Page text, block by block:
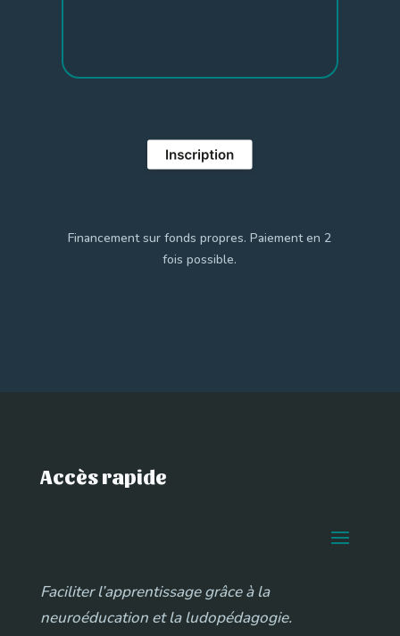
Financement sur fonds propres. Paiement en 2
fois possible.
Accès rapide
Faciliter l’apprentissage grâce à la
neuroéducation et la ludopédagogie.